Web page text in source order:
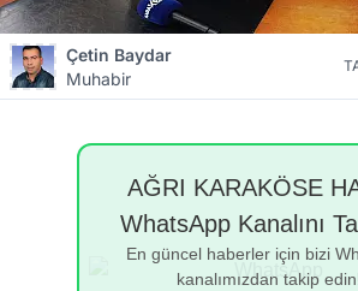
Çetin Baydar
Muhabir
AĞRI KARAKÖSE
WhatsApp Kanalını
En güncel haberler için bizi
kanalımızdan takip